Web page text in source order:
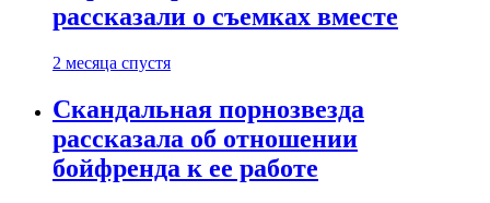
рассказали о съемках вместе
2 месяца спустя
Скандальная порнозвезда
рассказала об отношении
бойфренда к ее работе